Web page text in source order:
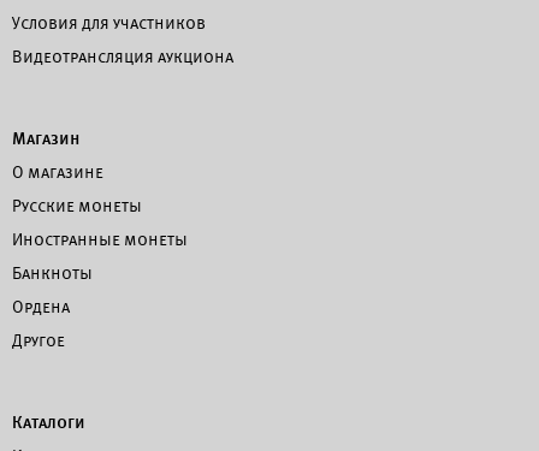
Условия для участников
Видеотрансляция аукциона
Магазин
О магазине
Русские монеты
Иностранные монеты
Банкноты
Ордена
Другое
Каталоги